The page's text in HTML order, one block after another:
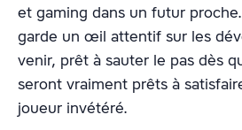
et gaming dans un futur
garde un œil attentif sur les
venir, prêt à sauter le pas dès
seront vraiment prêts à
joueur invétéré.